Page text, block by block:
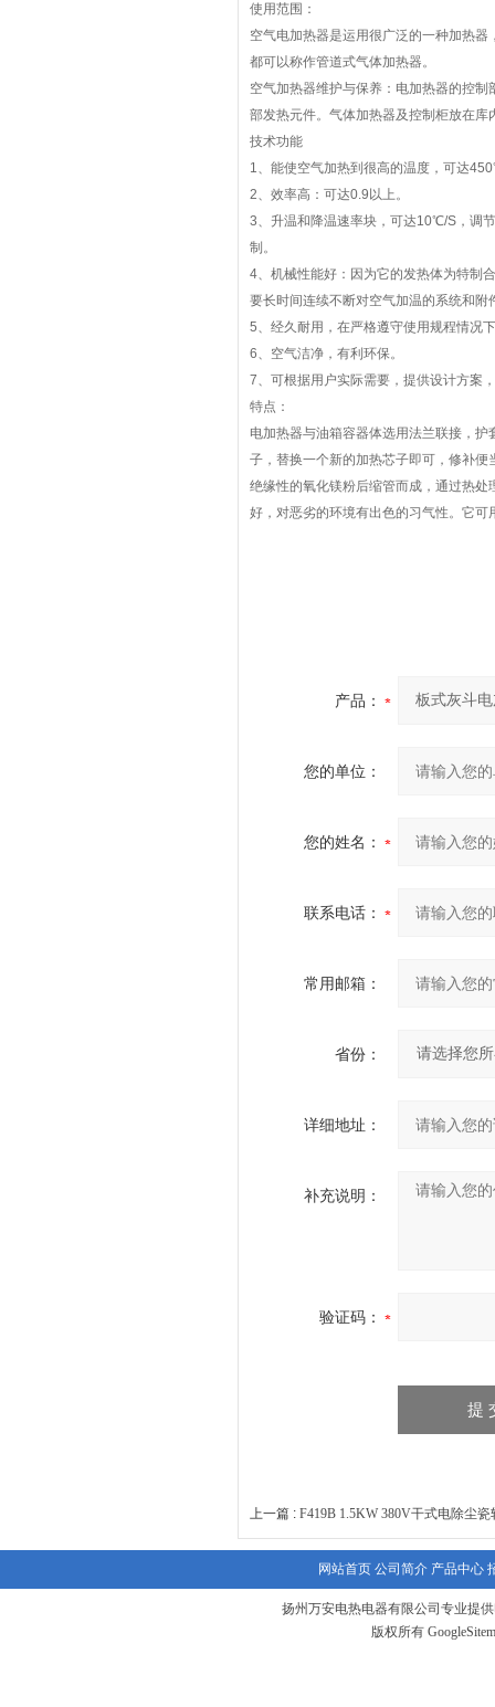
使用范围：
空气电加热器是运用很广泛的一种加热
都可以称作管道式气体加热器。
空气加热器维护与保养：电加热器的控
部发热元件。气体加热器及控制柜放在库
技术功能
1、能使空气加热到很高的温度，可达
2、效率高：可达0.9以上。
3、升温和降温速率块，可达10℃/S，
制。
4、机械性能好：因为它的发热体为特
要长时间连续不断对空气加温的系统和附
5、经久耐用，在严格遵守使用规程情况
6、空气洁净，有利环保。
7、可根据用户实际需要，提供设计方案
特点：
电加热器与油箱容器体选用法兰联接，
子，替换一个新的加热芯子即可，修补
绝缘性的氧化镁粉后缩管而成，通过热
好，对恶劣的环境有出色的习气性。它
产品：
您的单位：
您的姓名：
联系电话：
常用邮箱：
省份：
详细地址：
补充说明：
验证码：
上一篇 : F419B 1.5KW 380V干式电除尘
网站首页 公司简介 产品中心
扬州万安电热电器有限公司专业提供
版权所有